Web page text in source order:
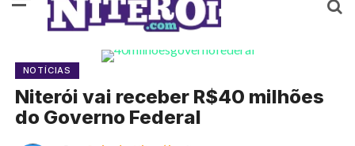
NOTÍCIAS
Niterói vai receber R$40 milhões
do Governo Federal